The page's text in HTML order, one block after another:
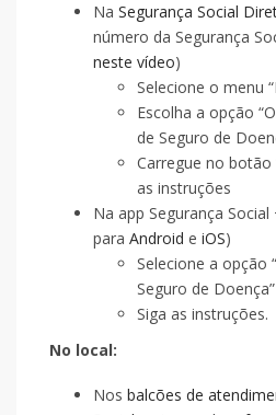
Na Segurança Social
número da Segurança
neste vídeo)
Selecione o menu
Escolha a opção
de Seguro de
Carregue no botão
as instruções
Na app Segurança
para Android e iOS)
Selecione a opção
Seguro de Doença”
Siga as instruções.
No local:
Nos balcões de